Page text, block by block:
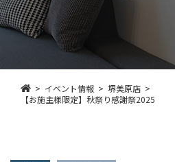
イベント情報
堺美原店
【お施主様限定】秋祭り感謝祭2025